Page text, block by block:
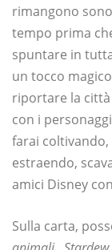
rimangono
tempo prima
spuntare in
un tocco
riportare la
con i
farai
estraendo,
amici Disney
Sulla carta,